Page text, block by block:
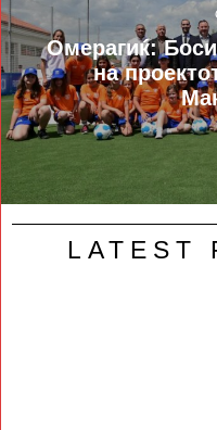
Омерагиќ:
на
LATEST